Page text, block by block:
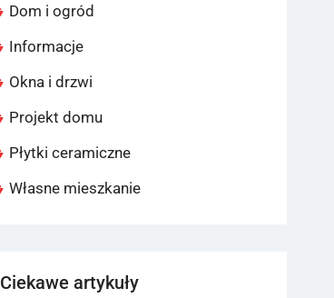
Dom i ogród
Informacje
Okna i drzwi
Projekt domu
Płytki ceramiczne
Własne mieszkanie
Ciekawe artykuły